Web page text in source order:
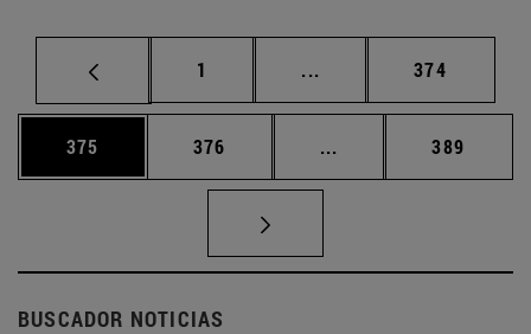
Página
1 ... Páginas intermedias
Página
374
Página
375 Página
376 ... Páginas intermedias
Página
389
BUSCADOR NOTICIAS